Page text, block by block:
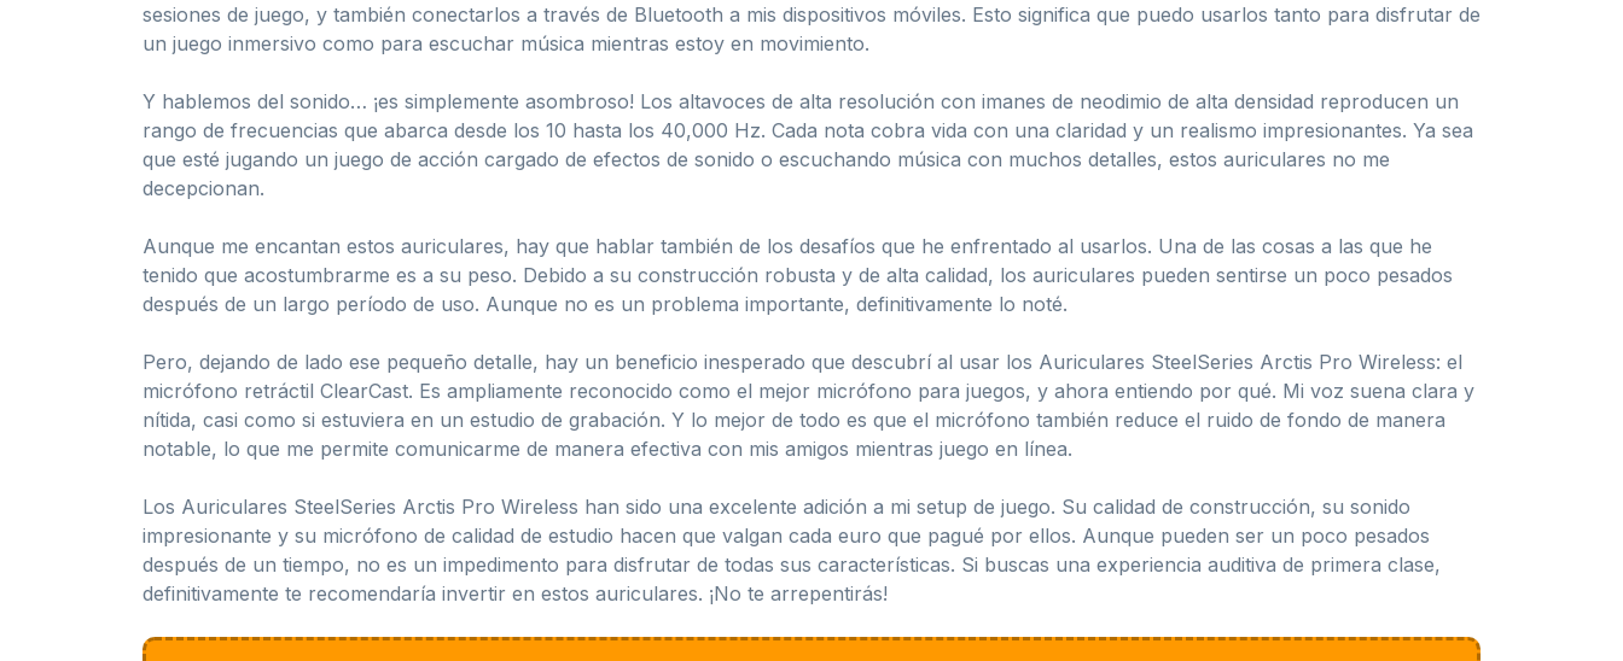
sesiones de juego, y también conectarlos a través de Bluetooth a mis dispositivos móviles. Esto significa que puedo usarlos tanto para disfrutar de
un juego inmersivo como para escuchar música mientras estoy en movimiento.
Y hablemos del sonido… ¡es simplemente asombroso! Los altavoces de alta resolución con imanes de neodimio de alta densidad reproducen un
rango de frecuencias que abarca desde los 10 hasta los 40,000 Hz. Cada nota cobra vida con una claridad y un realismo impresionantes. Ya sea
que esté jugando un juego de acción cargado de efectos de sonido o escuchando música con muchos detalles, estos auriculares no me
decepcionan.
Aunque me encantan estos auriculares, hay que hablar también de los desafíos que he enfrentado al usarlos. Una de las cosas a las que he
tenido que acostumbrarme es a su peso. Debido a su construcción robusta y de alta calidad, los auriculares pueden sentirse un poco pesados
después de un largo período de uso. Aunque no es un problema importante, definitivamente lo noté.
Pero, dejando de lado ese pequeño detalle, hay un beneficio inesperado que descubrí al usar los Auriculares SteelSeries Arctis Pro Wireless: el
micrófono retráctil ClearCast. Es ampliamente reconocido como el mejor micrófono para juegos, y ahora entiendo por qué. Mi voz suena clara y
nítida, casi como si estuviera en un estudio de grabación. Y lo mejor de todo es que el micrófono también reduce el ruido de fondo de manera
notable, lo que me permite comunicarme de manera efectiva con mis amigos mientras juego en línea.
Los Auriculares SteelSeries Arctis Pro Wireless han sido una excelente adición a mi setup de juego. Su calidad de construcción, su sonido
impresionante y su micrófono de calidad de estudio hacen que valgan cada euro que pagué por ellos. Aunque pueden ser un poco pesados
después de un tiempo, no es un impedimento para disfrutar de todas sus características. Si buscas una experiencia auditiva de primera clase,
definitivamente te recomendaría invertir en estos auriculares. ¡No te arrepentirás!